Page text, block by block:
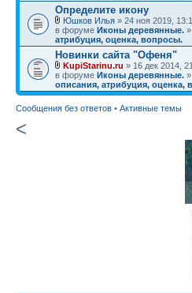
Определите икону
Юшков Илья » 24 ноя 2019,
в форуме Иконы деревянные. »
атрибуция, оценка, вопросы.
Новинки сайта "Офеня"
KupiStarinu.ru » 16 дек 2014,
в форуме Иконы деревянные. »
описания, атрибуция, оценка,
Сообщения без ответов • Активные темы
<